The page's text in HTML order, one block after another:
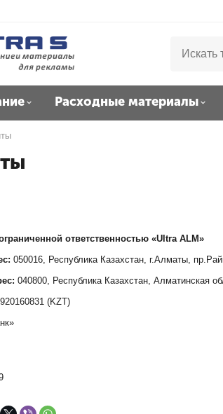
Расходные материалы
ответственностью «Ultra ALM»
050016, Республика Казахстан, г.Алматы,
040800, Республика Казахстан, Алматинская
(KZT)
Банк»